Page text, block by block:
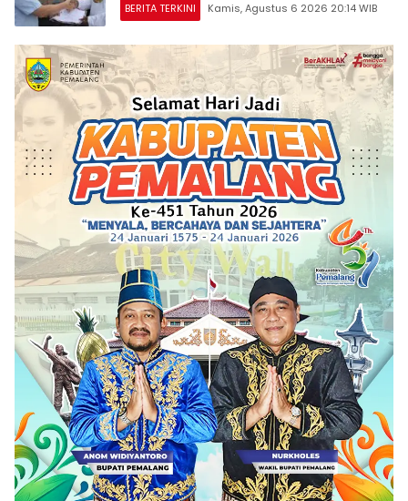
BERITA TERKINI Kamis, Agustus 6 2026 20:14 WIB